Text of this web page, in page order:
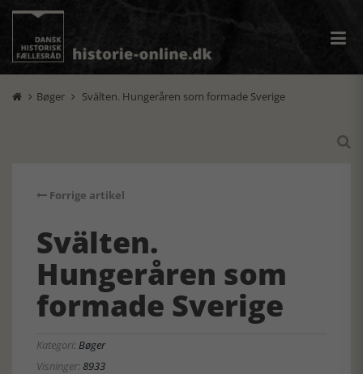
 Bøger  Svälten. Hungeråren som formade Sverige

Forrige artikel
Svälten.
Hungeråren som
formade Sverige
Kategori:Bøger
Visninger:8933